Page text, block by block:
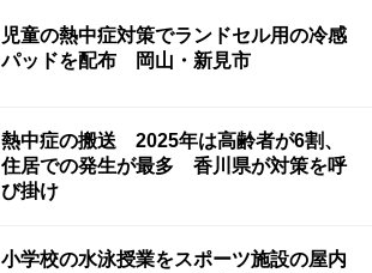
児童の熱中症対策でランドセル用の冷感
パッドを配布 岡山・新見市
熱中症の搬送 2025年は高齢者が6割、
住居での発生が最多 香川県が対策を呼
び掛け
小学校の水泳授業をスポーツ施設の屋内